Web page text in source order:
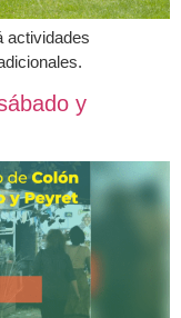
actividades
y